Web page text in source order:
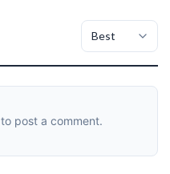
to post a comment.